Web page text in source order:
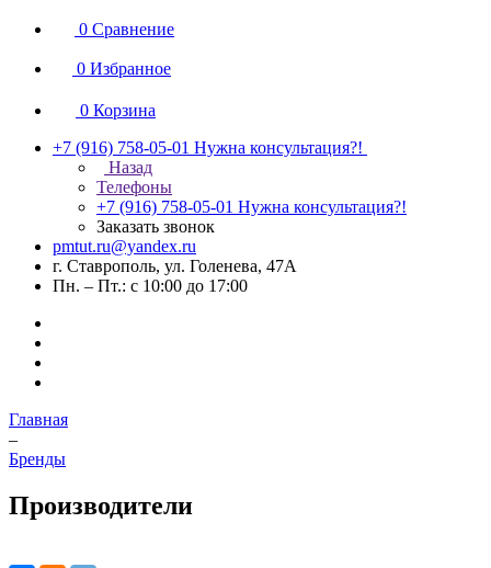
0 Сравнение
0 Избранное
0 Корзина
+7 (916) 758-05-01 Нужна консультация?!
Назад
Телефоны
+7 (916) 758-05-01 Нужна консультация?!
Заказать звонок
pmtut.ru@yandex.ru
г. Ставрополь, ул. Голенева, 47А
Пн. – Пт.: с 10:00 до 17:00
Главная
–
Бренды
Производители